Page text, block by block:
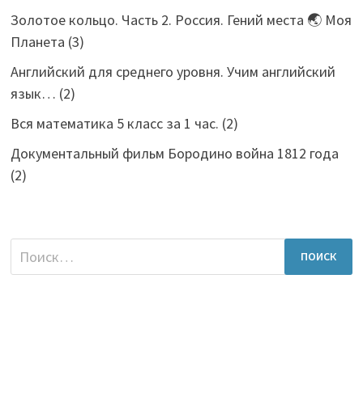
Золотое кольцо. Часть 2. Россия. Гений места 🌏 Моя
Планета (3)
Английский для среднего уровня. Учим английский
язык… (2)
Вся математика 5 класс за 1 час. (2)
Документальный фильм Бородино война 1812 года
(2)
Найти: